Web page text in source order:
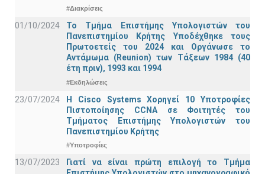
#Διακρίσεις
01/10/2024
Το Τμήμα Επιστήμης Υπολογιστών του
Πανεπιστημίου Κρήτης Υποδέχθηκε τους
Πρωτοετείς του 2024 και Οργάνωσε το
Αντάμωμα (Reunion) των Τάξεων 1984 (40
έτη πριν), 1993 και 1994
#Εκδηλώσεις
23/07/2024
Η Cisco Systems Χορηγεί 10 Υποτροφίες
Πιστοποίησης CCNA σε Φοιτητές του
Τμήματος Επιστήμης Υπολογιστών του
Πανεπιστημίου Κρήτης
#Υποτροφίες
13/07/2023
Γιατί να είναι πρώτη επιλογή το Τμήμα